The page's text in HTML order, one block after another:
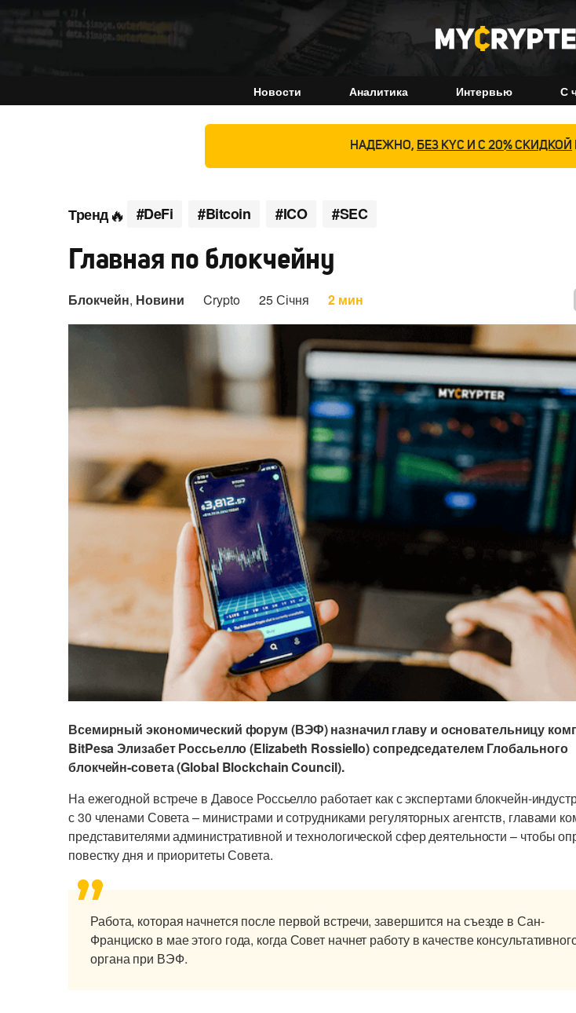
Новости Аналитика Интервью С
НАДЕЖНО, БЕЗ KYC И С 20% СКИДКОЙ
Тренд #DeFi #Bitcoin #ICO #SEC
Главная по блокчейну
Блокчейн, Новини Crypto 25 Січня 2 мин
Всемирный экономический форум (ВЭФ) назначил главу и основательницу
BitPesa Элизабет Россьелло (Elizabeth Rossiello) сопредседателем Глобального
блокчейн-совета (Global Blockchain Council).
На ежегодной встрече в Давосе Россьелло работает как с экспертами блокчейн-
с 30 членами Совета – министрами и сотрудниками регуляторных агентств, главами
представителями административной и технологической сфер деятельности – чтобы
повестку дня и приоритеты Совета.
Работа, которая начнется после первой встречи, завершится на съезде в Сан-
Франциско в мае этого года, когда Совет начнет работу в качестве
органа при ВЭФ.